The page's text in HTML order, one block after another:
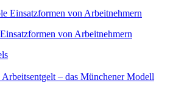
von Arbeitnehmern